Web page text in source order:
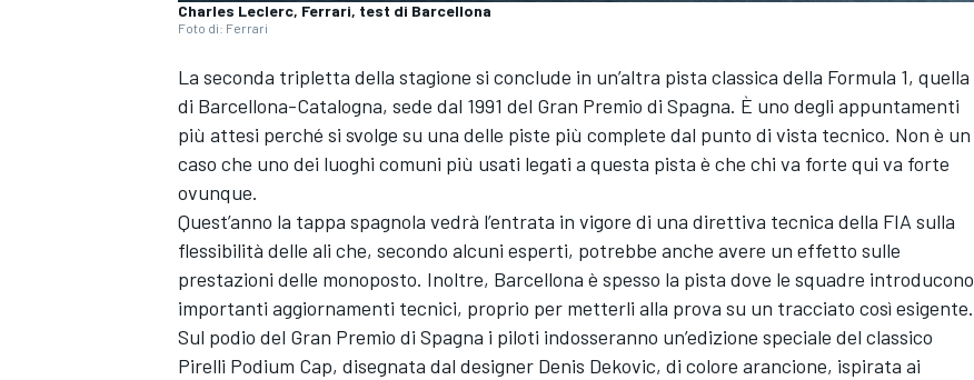
MONOPOSTO
Charles Leclerc, Ferrari, test di Barcellona
Foto di: Ferrari
La seconda tripletta della stagione si conclude in un’altra pista classica della Formula 1, quella
di Barcellona-Catalogna, sede dal 1991 del Gran Premio di Spagna. È uno degli appuntamenti
più attesi perché si svolge su una delle piste più complete dal punto di vista tecnico. Non è un
caso che uno dei luoghi comuni più usati legati a questa pista è che chi va forte qui va forte
ovunque.
Quest’anno la tappa spagnola vedrà l’entrata in vigore di una direttiva tecnica della FIA sulla
flessibilità delle ali che, secondo alcuni esperti, potrebbe anche avere un effetto sulle
prestazioni delle monoposto. Inoltre, Barcellona è spesso la pista dove le squadre introducono
importanti aggiornamenti tecnici, proprio per metterli alla prova su un tracciato così esigente.
Sul podio del Gran Premio di Spagna i piloti indosseranno un’edizione speciale del classico
Pirelli Podium Cap, disegnata dal designer Denis Dekovic, di colore arancione, ispirata ai